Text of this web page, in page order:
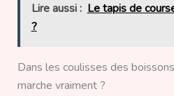
Lire aussi : Le tapis de
?
Dans les coulisses des
marche vraiment ?